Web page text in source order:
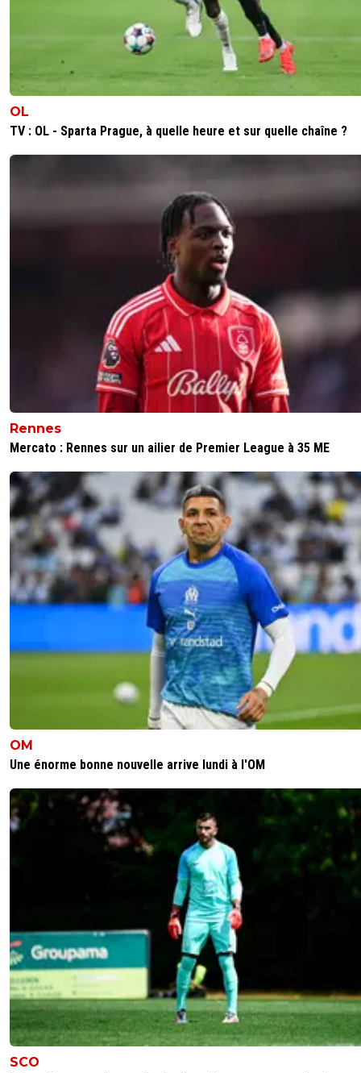
OL
TV : OL - Sparta Prague, à quelle heure et sur quelle chaîne ?
Rennes
Mercato : Rennes sur un ailier de Premier League à 35 ME
OM
Une énorme bonne nouvelle arrive lundi à l'OM
SCO